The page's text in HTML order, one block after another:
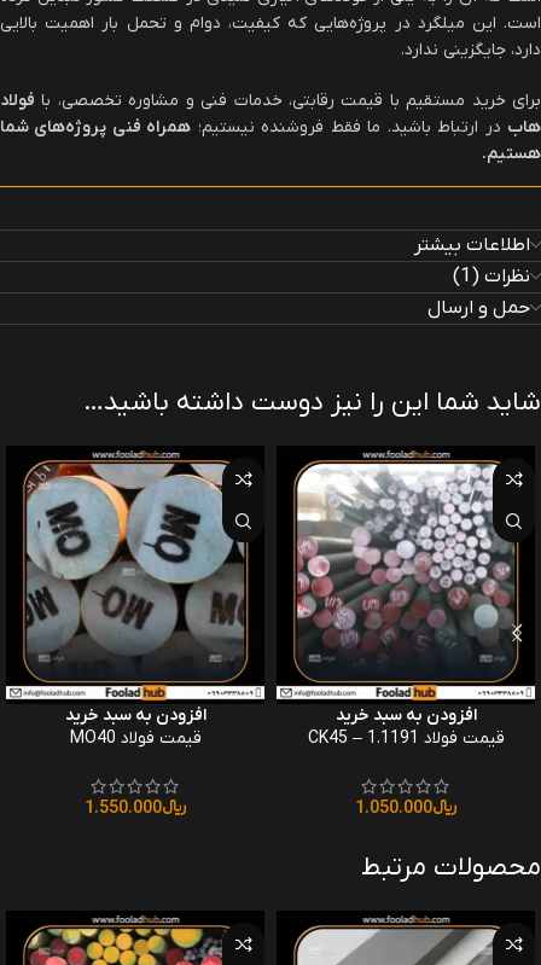
است. این میلگرد در پروژه‌هایی که کیفیت، دوام و تحمل بار اهمیت بالایی
دارد، جایگزینی ندارد.
برای خرید مستقیم با قیمت رقابتی، خدمات فنی و مشاوره تخصصی، با فولاد
هاب در ارتباط باشید. ما فقط فروشنده نیستیم؛ همراه فنی پروژه‌های شما
هستیم.
اطلاعات بیشتر
نظرات (1)
حمل و ارسال
شاید شما این را نیز دوست داشته باشید…
افزودن به سبد خرید
قیمت فولاد CK45 – 1.1191
﷼1.050.000
افزودن به سبد خرید
قیمت فولاد MO40
﷼1.550.000
محصولات مرتبط